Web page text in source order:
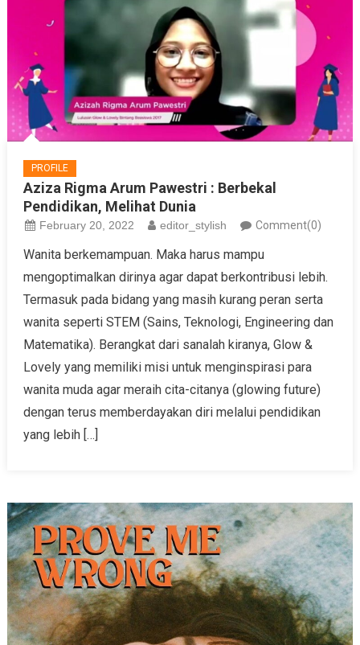
PROFILE
Aziza Rigma Arum Pawestri : Berbekal
Pendidikan, Melihat Dunia
February 20, 2022 editor_stylish Comment(0)
Wanita berkemampuan. Maka harus mampu
mengoptimalkan dirinya agar dapat berkontribusi lebih.
Termasuk pada bidang yang masih kurang peran serta
wanita seperti STEM (Sains, Teknologi, Engineering dan
Matematika). Berangkat dari sanalah kiranya, Glow &
Lovely yang memiliki misi untuk menginspirasi para
wanita muda agar meraih cita-citanya (glowing future)
dengan terus memberdayakan diri melalui pendidikan
yang lebih […]